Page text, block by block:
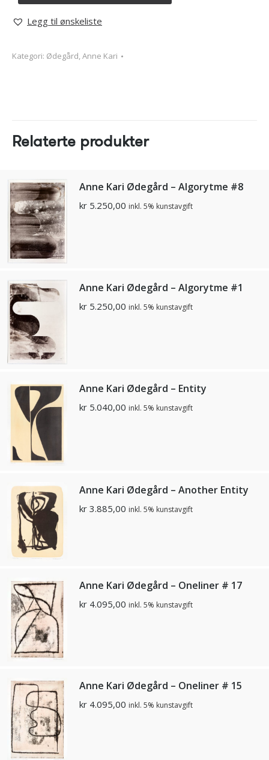
Legg til ønskeliste
Kategori: Ødegård, Anne Kari
Relaterte produkter
Anne Kari Ødegård – Algorytme #8
kr 5.250,00 inkl. 5% kunstavgift
Anne Kari Ødegård – Algorytme #1
kr 5.250,00 inkl. 5% kunstavgift
Anne Kari Ødegård – Entity
kr 5.040,00 inkl. 5% kunstavgift
Anne Kari Ødegård – Another Entity
kr 3.885,00 inkl. 5% kunstavgift
Anne Kari Ødegård – Oneliner # 17
kr 4.095,00 inkl. 5% kunstavgift
Anne Kari Ødegård – Oneliner # 15
kr 4.095,00 inkl. 5% kunstavgift